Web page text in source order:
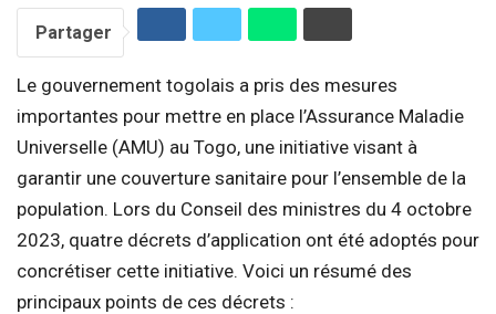
Partager
Le gouvernement togolais a pris des mesures
importantes pour mettre en place l’Assurance Maladie
Universelle (AMU) au Togo, une initiative visant à
garantir une couverture sanitaire pour l’ensemble de la
population. Lors du Conseil des ministres du 4 octobre
2023, quatre décrets d’application ont été adoptés pour
concrétiser cette initiative. Voici un résumé des
principaux points de ces décrets :